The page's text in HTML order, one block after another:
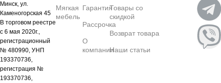
Минск, ул.
Каменогорская 45
В торговом реестре
с 6 мая 2020г.,
регистрационный
№ 480990, УНП
193370736,
регистрация №
193370736,
Мягкая
мебель
Гарантия
Рассрочка
О
компании
Товары со
скидкой
Возврат товара
Наши статьи